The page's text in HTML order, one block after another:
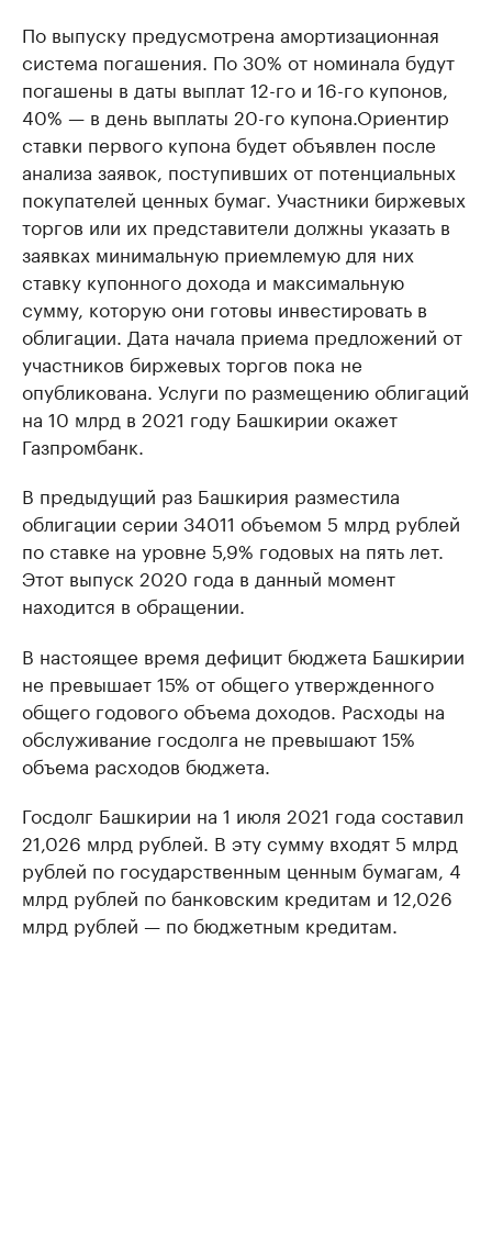
По выпуску предусмотрена амортизационная
система погашения. По 30% от номинала будут
погашены в даты выплат 12-го и 16-го купонов,
40% — в день выплаты 20-го купона.Ориентир
ставки первого купона будет объявлен после
анализа заявок, поступивших от потенциальных
покупателей ценных бумаг. Участники биржевых
торгов или их представители должны указать в
заявках минимальную приемлемую для них
ставку купонного дохода и максимальную
сумму, которую они готовы инвестировать в
облигации. Дата начала приема предложений от
участников биржевых торгов пока не
опубликована. Услуги по размещению облигаций
на 10 млрд в 2021 году Башкирии окажет
Газпромбанк.
В предыдущий раз Башкирия разместила
облигации серии 34011 объемом 5 млрд рублей
по ставке на уровне 5,9% годовых на пять лет.
Этот выпуск 2020 года в данный момент
находится в обращении.
В настоящее время дефицит бюджета Башкирии
не превышает 15% от общего утвержденного
общего годового объема доходов. Расходы на
обслуживание госдолга не превышают 15%
объема расходов бюджета.
Госдолг Башкирии на 1 июля 2021 года составил
21,026 млрд рублей. В эту сумму входят 5 млрд
рублей по государственным ценным бумагам, 4
млрд рублей по банковским кредитам и 12,026
млрд рублей — по бюджетным кредитам.